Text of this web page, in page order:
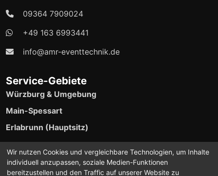
09364 7909024
+49 163 6993441
info@amr-eventtechnik.de
Service-Gebiete
Würzburg & Umgebung
Main-Spessart
Erlabrunn (Hauptsitz)
24/7 Event-Support verfügbar
Wir nutzen Cookies und vergleichbare Technologien, um Inhalte
individuell anzupassen, soziale Medien-Funktionen
bereitzustellen und den Traffic auf unserer Website zu